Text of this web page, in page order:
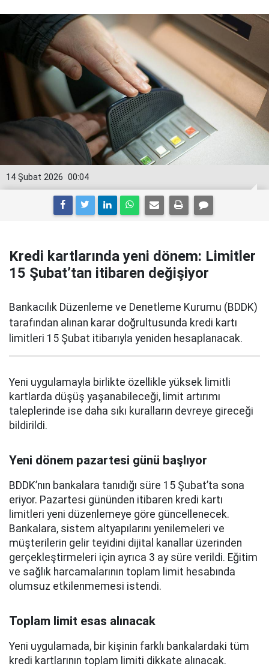
00:04
14 Şubat 2026
Kredi kartlarında yeni dönem: Limitler
15 Şubat’tan itibaren değişiyor
Bankacılık Düzenleme ve Denetleme Kurumu (BDDK)
tarafından alınan karar doğrultusunda kredi kartı
limitleri 15 Şubat itibarıyla yeniden hesaplanacak.
Yeni uygulamayla birlikte özellikle yüksek limitli
kartlarda düşüş yaşanabileceği, limit artırımı
taleplerinde ise daha sıkı kuralların devreye gireceği
bildirildi.
Yeni dönem pazartesi günü başlıyor
BDDK’nın bankalara tanıdığı süre 15 Şubat’ta sona
eriyor. Pazartesi gününden itibaren kredi kartı
limitleri yeni düzenlemeye göre güncellenecek.
Bankalara, sistem altyapılarını yenilemeleri ve
müşterilerin gelir teyidini dijital kanallar üzerinden
gerçekleştirmeleri için ayrıca 3 ay süre verildi. Eğitim
ve sağlık harcamalarının toplam limit hesabında
olumsuz etkilenmemesi istendi.
Toplam limit esas alınacak
Yeni uygulamada, bir kişinin farklı bankalardaki tüm
kredi kartlarının toplam limiti dikkate alınacak.